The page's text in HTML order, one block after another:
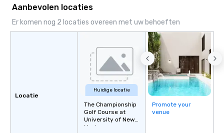
Aanbevolen locaties
Er komen nog 2 locaties overeen met uw behoeften
Locatie
Huidige locatie
The Championship
Golf Course at
University of New
Mexico
Promote your
venue